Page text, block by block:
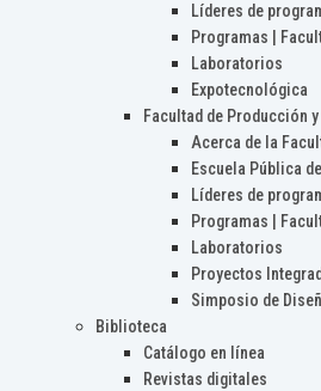
Líderes de
Programas |
Laboratorios
Expotecnológica
Facultad de Producción
Acerca de la
Escuela Pública
Líderes de
Programas |
Laboratorios
Proyectos
Simposio de
Biblioteca
Catálogo en línea
Revistas digitales